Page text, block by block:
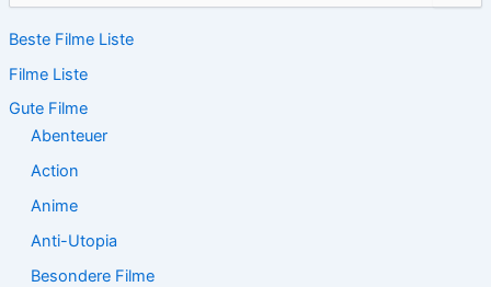
h
n
n
Beste Filme Liste
Filme Liste
Gute Filme
Abenteuer
Action
Anime
Anti-Utopia
Besondere Filme